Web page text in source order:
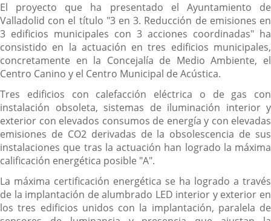
El proyecto que ha presentado el Ayuntamiento de
Valladolid con el título "3 en 3. Reducción de emisiones en
3 edificios municipales con 3 acciones coordinadas" ha
consistido en la actuación en tres edificios municipales,
concretamente en la Concejalía de Medio Ambiente, el
Centro Canino y el Centro Municipal de Acústica.
Tres edificios con calefacción eléctrica o de gas con
instalación obsoleta, sistemas de iluminación interior y
exterior con elevados consumos de energía y con elevadas
emisiones de CO2 derivadas de la obsolescencia de sus
instalaciones que tras la actuación han logrado la máxima
calificación energética posible "A".
La máxima certificación energética se ha logrado a través
de la implantación de alumbrado LED interior y exterior en
los tres edificios unidos con la implantación, paralela de